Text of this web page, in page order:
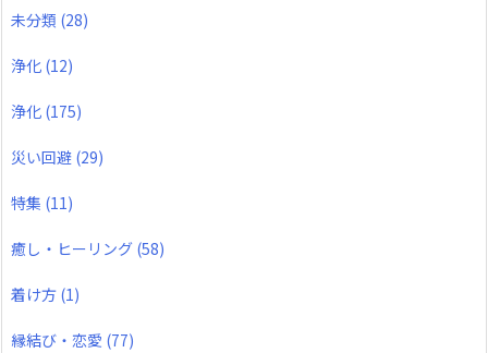
未分類 (28)
浄化 (12)
浄化 (175)
災い回避 (29)
特集 (11)
癒し・ヒーリング (58)
着け方 (1)
縁結び・恋愛 (77)